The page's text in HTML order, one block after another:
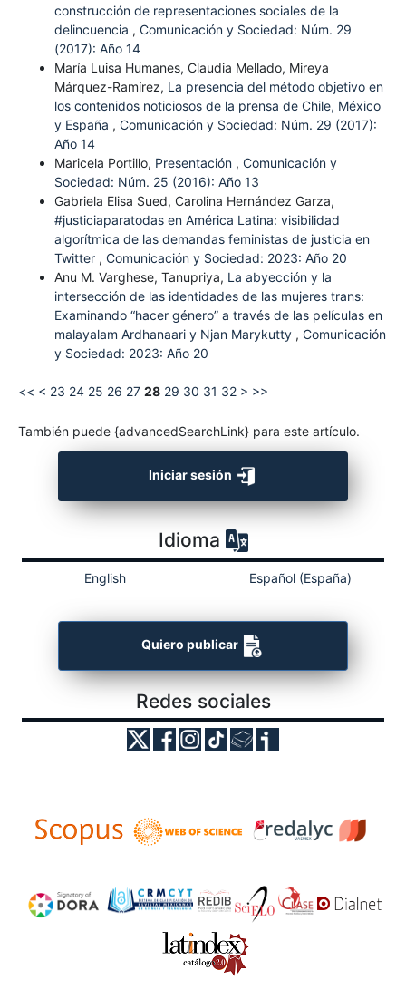
construcción de representaciones sociales de la
delincuencia , Comunicación y Sociedad: Núm. 29
(2017): Año 14
María Luisa Humanes, Claudia Mellado, Mireya
Márquez-Ramírez, La presencia del método objetivo en
los contenidos noticiosos de la prensa de Chile, México
y España , Comunicación y Sociedad: Núm. 29 (2017):
Año 14
Maricela Portillo, Presentación , Comunicación y
Sociedad: Núm. 25 (2016): Año 13
Gabriela Elisa Sued, Carolina Hernández Garza,
#justiciaparatodas en América Latina: visibilidad
algorítmica de las demandas feministas de justicia en
Twitter , Comunicación y Sociedad: 2023: Año 20
Anu M. Varghese, Tanupriya, La abyección y la
intersección de las identidades de las mujeres trans:
Examinando “hacer género” a través de las películas en
malayalam Ardhanaari y Njan Marykutty , Comunicación
y Sociedad: 2023: Año 20
<< < 23 24 25 26 27 28 29 30 31 32 > >>
También puede {advancedSearchLink} para este artículo.
Iniciar sesión
Idioma
English Español (España)
Quiero publicar
Redes sociales